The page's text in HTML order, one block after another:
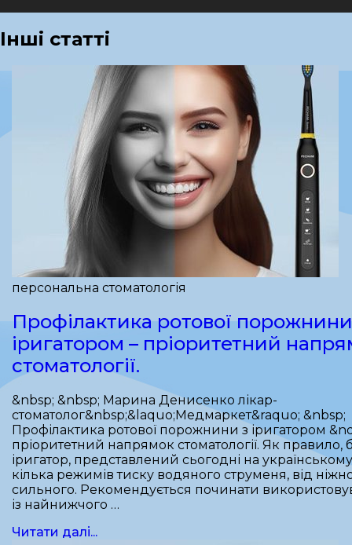
Інші статті
персональна стоматологія
Профілактика ротової
іригатором – пріоритетний
стоматології.
&nbsp; &nbsp; Марина Денисенко лікар-
стоматолог&nbsp;&laquo;Медмаркет&raquo; &nbsp;
Профілактика ротової порожнини з іригатором
пріоритетний напрямок стоматології. Як правило,
іригатор, представлений сьогодні на
кілька режимів тиску водяного струменя, від
сильного. Рекомендується починати
із найнижчого …
Читати далі...